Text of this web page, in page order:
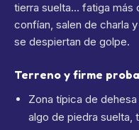
tierra suelta… fatiga más
confían, salen de charla
se despiertan de golpe.
Terreno y firme
Zona típica de
algo de piedra suelta,